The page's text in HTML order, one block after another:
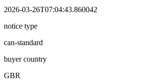
2026-03-26T07:04:43.860042
notice type
can-standard
buyer country
GBR